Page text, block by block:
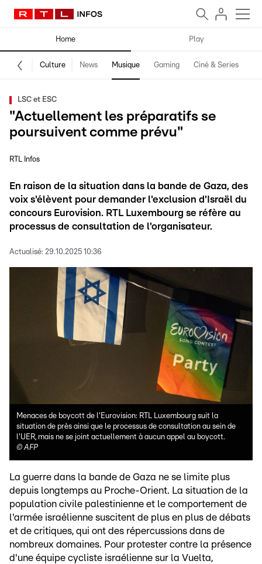
Home Play
Culture News Musique Gaming Ciné & Series
LSC et ESC
"Actuellement les préparatifs se
poursuivent comme prévu"
RTL Infos
En raison de la situation dans la bande de Gaza, des
voix s'élèvent pour demander l'exclusion d'Israël du
concours Eurovision. RTL Luxembourg se réfère au
processus de consultation de l'organisateur.
Actualisé: 29.10.2025 10:36
Menaces de boycott de l'Eurovision: RTL Luxembourg suit la
situation de près ainsi que le processus de consultation au sein de
l'UER, mais ne se joint actuellement à aucun appel au boycott.
©AFP
La guerre dans la bande de Gaza ne se limite plus
depuis longtemps au Proche-Orient. La situation de la
population civile palestinienne et le comportement de
l'armée israélienne suscitent de plus en plus de débats
et de critiques, qui ont des répercussions dans de
nombreux domaines. Pour protester contre la présence
d'une équipe cycliste israélienne sur la Vuelta,